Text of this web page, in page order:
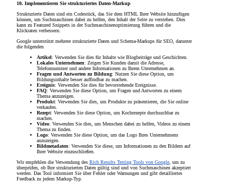
10. Implementieren Sie strukturiertes Daten-Markup
Strukturierte Daten sind ein Codestück, das Sie dem HTML Ihrer Website hinzufügen
können, um Suchmaschinen dabei zu helfen, den Inhalt der Seite zu verstehen. Dies
kann zu Featured Snippets in der Suchmaschinenoptimierung führen und die
Klickraten verbessern.
Google unterstützt mehrere strukturierte Daten und Schema-Markups für SEO, darunter
die folgenden
Artikel: Verwenden Sie dies für Inhalte wie Blogbeiträge und Geschichten.
Lokales Unternehmen: Zeigen Sie Kunden damit die Adresse,
Telefonnummer und andere Informationen zu Ihrem Unternehmen an.
Fragen und Antworten zu Bildung: Nutzen Sie diese Option, um
Bildungsinhalte besser auffindbar zu machen.
Ereignis: Verwenden Sie dies für bevorstehende Ereignisse.
FAQ: Verwenden Sie diese Option, um Fragen und Antworten zu einem
Thema anzuzeigen.
Produkt: Verwenden Sie dies, um Produkte zu präsentieren, die Sie online
verkaufen.
Rezept: Verwenden Sie diese Option, um Kochrezepte durchsuchbar zu
machen.
Video: Verwenden Sie dies, um Menschen dabei zu helfen, Videos zu einem
Thema zu finden.
Logo: Verwenden Sie diese Option, um das Logo Ihres Unternehmens
anzuzeigen.
Bildmetadaten: Verwenden Sie diese, um Informationen zu den Bildern auf
Ihrer Website einzuschließen.
Wir empfehlen die Verwendung des Rich Results Testing Tools von Google, um zu
überprüfen, ob Ihre strukturierten Daten gültig sind und von Suchmaschinen akzeptiert
werden. Das Tool informiert Sie über Fehler oder Warnungen und gibt detailliertes
Feedback zu jedem Markup-Typ.